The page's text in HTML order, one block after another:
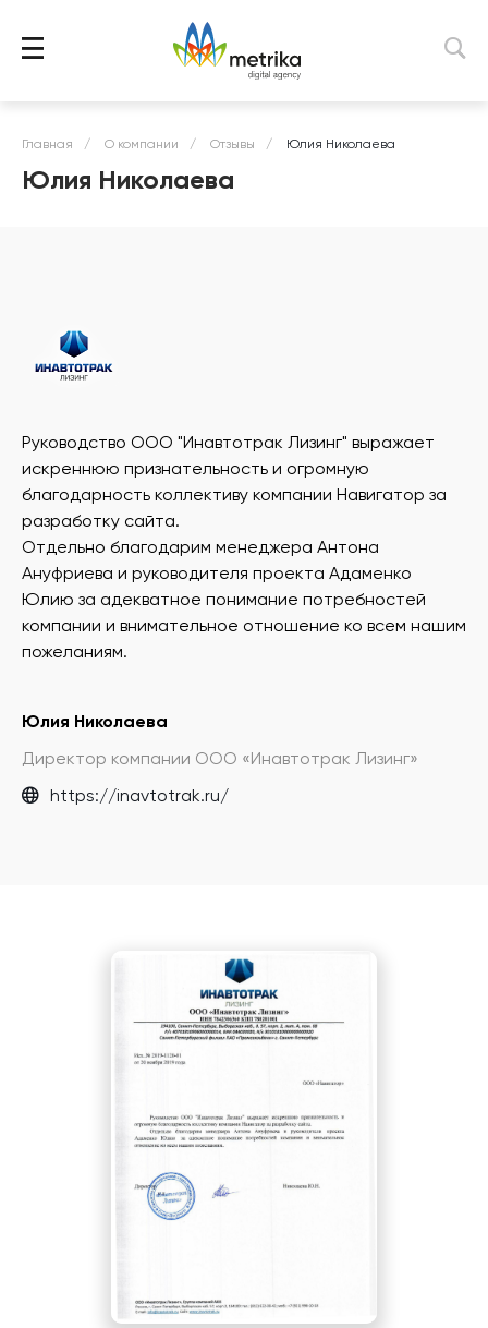
Главная / О компании / Отзывы / Юлия Николаева
Юлия Николаева
Руководство ООО "Инавтотрак Лизинг" выражает
искреннюю признательность и огромную
благодарность коллективу компании Навигатор за
разработку сайта.
Отдельно благодарим менеджера Антона
Ануфриева и руководителя проекта Адаменко
Юлию за адекватное понимание потребностей
компании и внимательное отношение ко всем нашим
пожеланиям.
Юлия Николаева
Директор компании ООО «Инавтотрак Лизинг»
https://inavtotrak.ru/